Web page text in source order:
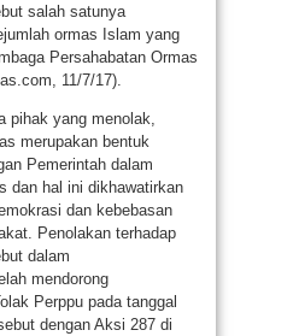
salah satunya
ormas Islam yang
Persahabatan Ormas
11/7/17).
pihak yang menolak,
merupakan bentuk
Pemerintah dalam
dan hal ini dikhawatirkan
dan kebebasan
Penolakan terhadap
dalam
mendorong
Perppu pada tanggal
dengan Aksi 287 di